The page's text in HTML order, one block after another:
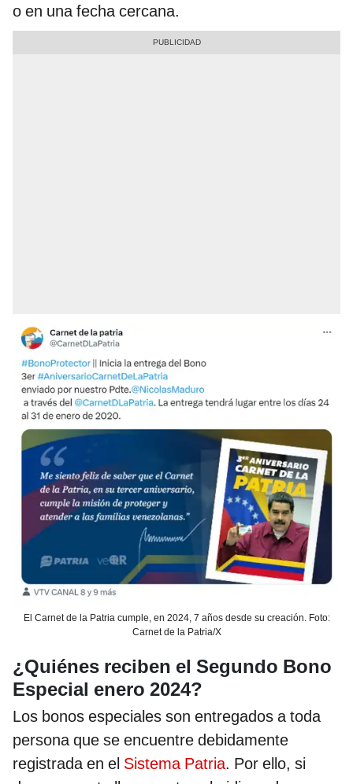
o en una fecha cercana.
El Carnet de la Patria cumple, en 2024, 7 años desde su creación. Foto:
Carnet de la Patria/X
¿Quiénes reciben el Segundo Bono
Especial enero 2024?
Los bonos especiales son entregados a toda
persona que se encuentre debidamente
registrada en el Sistema Patria. Por ello, si